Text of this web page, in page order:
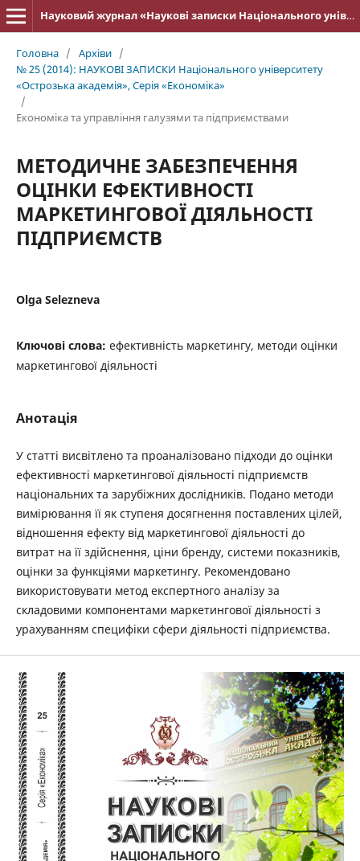
Науковий журнал «Наукові записки Національного університету «Острозька академія»: серія «Економіка»
Головна / Архіви /
№ 25 (2014): НАУКОВІ ЗАПИСКИ Національного університету
«Острозька акаде­мія», Серія «Економіка»
/
Економіка та управління галузями та підприємствами
МЕТОДИЧНЕ ЗАБЕЗПЕЧЕННЯ
ОЦІНКИ ЕФЕКТИВНОСТІ
МАРКЕТИНГОВОЇ ДІЯЛЬНОСТІ
ПІДПРИЄМСТВ
Оlgа Sеlеznеvа
Ключові слова: ефективність маркетингу, методи оцінки
маркетингової діяльності
Анотація
У статті висвітлено та проаналізовано підходи до оцінки
ефективності маркетингової діяльності підприємств
національних та зарубіжних дослідників. Подано методи
вимірювання її як ступеня досягнення поставлених цілей,
відношення ефекту від маркетингової діяльності до
витрат на її здійснення, ціни бренду, системи показників,
оцінки за функціями маркетингу. Рекомендовано
використовувати метод експертного аналізу за
складовими компонентами маркетингової діяльності з
урахуванням специфіки сфери діяльності підприємства.